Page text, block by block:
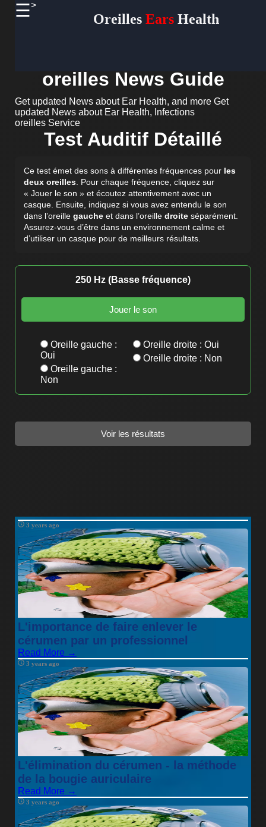
oreilles News Guide
Get updated News about Ear Health, and more Get
updated News about Ear Health, Infections
oreilles Service
>
☰ OreillesEarsHealth
Test Auditif Détaillé
Ce test émet des sons à différentes fréquences pour les
deux oreilles . Pour chaque fréquence, cliquez sur
« Jouer le son » et écoutez attentivement avec un
casque. Ensuite, indiquez si vous avez entendu le son
dans l’oreille gauche et dans l’oreille droite séparément.
Assurez-vous d’être dans un environnement calme et
d’utiliser un casque pour de meilleurs résultats.
250 Hz (Basse fréquence)
Jouer le son
Oreille gauche :
Oui
Oreille gauche :
Non
Oreille droite : Oui
Oreille droite : Non
Useful
Definitions
Terminologies
Facebook
Instagram
Twitter
Write
for Us
3 years ago
L'importance de faire enlever le
cérumen par un professionnel
Read More →
3 years ago
L'élimination du cérumen - la méthode
de la bougie auriculaire
Read More →
3 years ago